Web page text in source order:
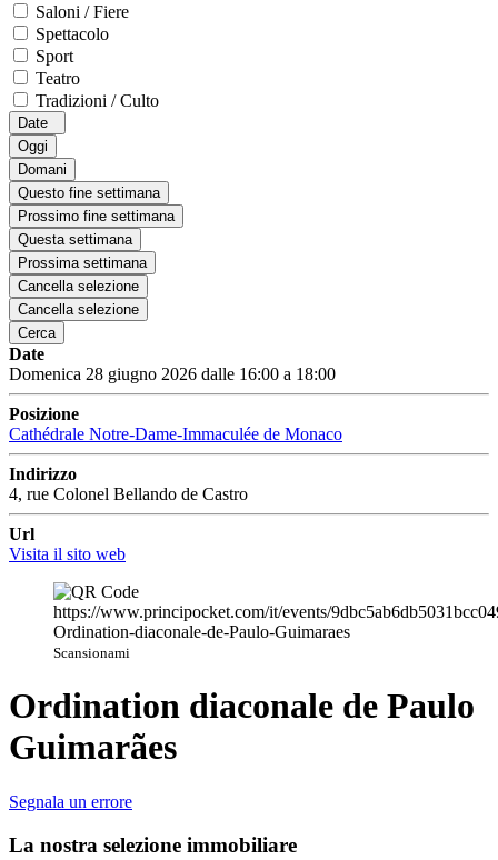
Saloni / Fiere
Spettacolo
Sport
Teatro
Tradizioni / Culto
Date
Oggi
Domani
Questo fine settimana
Prossimo fine settimana
Questa settimana
Prossima settimana
Cancella selezione
Cancella selezione
Cerca
Date
Domenica 28 giugno 2026 dalle 16:00 a 18:00
Posizione
Cathédrale Notre-Dame-Immaculée de Monaco
Indirizzo
4, rue Colonel Bellando de Castro
Url
Visita il sito web
Scansionami
Ordination diaconale de Paulo
Guimarães
Segnala un errore
La nostra selezione immobiliare